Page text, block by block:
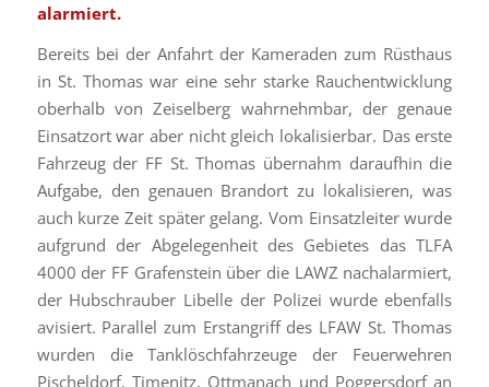
alarmiert.
Bereits bei der Anfahrt der Kameraden zum Rüsthaus
in St. Thomas war eine sehr starke Rauchentwicklung
oberhalb von Zeiselberg wahrnehmbar, der genaue
Einsatzort war aber nicht gleich lokalisierbar. Das erste
Fahrzeug der FF St. Thomas übernahm daraufhin die
Aufgabe, den genauen Brandort zu lokalisieren, was
auch kurze Zeit später gelang. Vom Einsatzleiter wurde
aufgrund der Abgelegenheit des Gebietes das TLFA
4000 der FF Grafenstein über die LAWZ nachalarmiert,
der Hubschrauber Libelle der Polizei wurde ebenfalls
avisiert. Parallel zum Erstangriff des LFAW St. Thomas
wurden die Tanklöschfahrzeuge der Feuerwehren
Pischeldorf, Timenitz, Ottmanach und Poggersdorf an